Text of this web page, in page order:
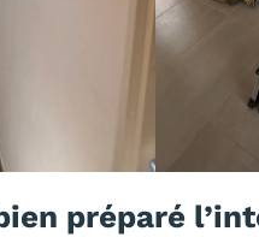
préparé